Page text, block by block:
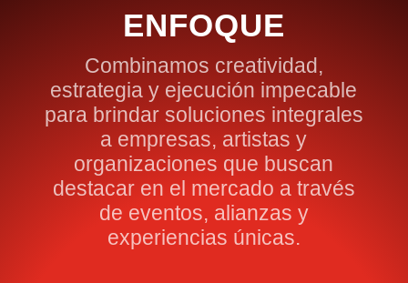
ENFOQUE
Combinamos creatividad,
estrategia y ejecución impecable
para brindar soluciones integrales
a empresas, artistas y
organizaciones que buscan
destacar en el mercado a través
de eventos, alianzas y
experiencias únicas.